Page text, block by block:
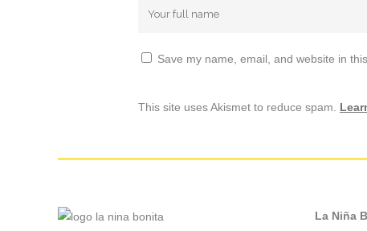
Save my name, email, and website in
This site uses Akismet to reduce spam.
La Niña